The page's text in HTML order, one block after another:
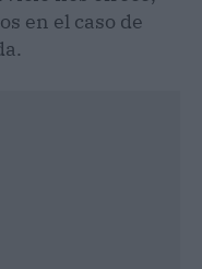
en el caso de